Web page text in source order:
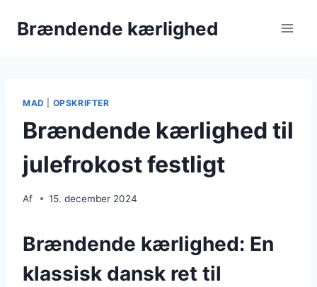
Brændende kærlighed
MAD OPSKRIFTER
Brændende kærlighed til
julefrokost festligt
Af 15. december 2024
Brændende kærlighed: En
klassisk dansk ret til